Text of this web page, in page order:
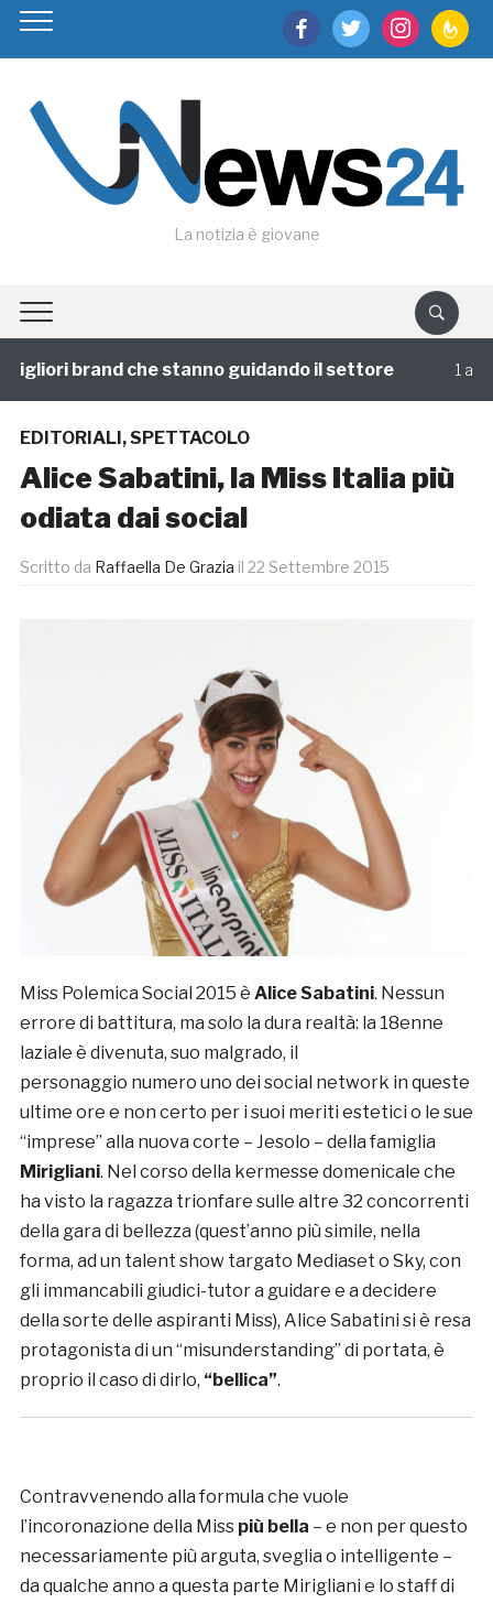
facebooktwitter instagram
La notizia è giovane
brand che stanno guidando il settore 1 annofa
EDITORIALI,SPETTACOLO
Alice Sabatini, la Miss Italia più
odiata dai social
Scritto da Raffaella De Grazia il 22 Settembre 2015
Miss Polemica Social 2015 è Alice Sabatini. Nessun
errore di battitura, ma solo la dura realtà: la 18enne
laziale è divenuta, suo malgrado, il
personaggio numero uno dei social network in queste
ultime ore e non certo per i suoi meriti estetici o le sue
“imprese” alla nuova corte – Jesolo – della famiglia
Mirigliani. Nel corso della kermesse domenicale che
ha visto la ragazza trionfare sulle altre 32 concorrenti
della gara di bellezza (quest’anno più simile, nella
forma, ad un talent show targato Mediaset o Sky, con
gli immancabili giudici-tutor a guidare e a decidere
della sorte delle aspiranti Miss), Alice Sabatini si è resa
protagonista di un “misunderstanding” di portata, è
proprio il caso di dirlo, “bellica”.
Contravvenendo alla formula che vuole
l’incoronazione della Misspiù bella – e non per questo
necessariamente più arguta, sveglia o intelligente –
da qualche anno a questa parte Mirigliani e lo staff di